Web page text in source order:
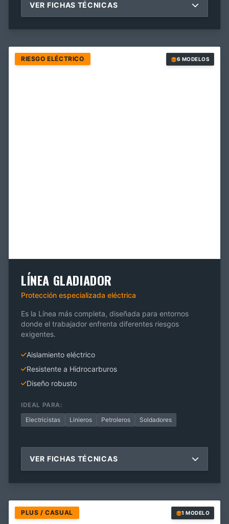
VER FICHAS TÉCNICAS
RIESGO ELÉCTRICO 6 MODELOS
LÍNEA GLADIADOR
Protección especializada eléctrica
Es la Línea más completa, diseñada para entornos
donde el trabajador enfrenta diferentes riesgos
exigentes.
Aislamiento eléctrico
Resistente a Hidrocarburos
Diseño robusto
IDEAL PARA:
Electricistas
Linieros Petroleros Soldadores
VER FICHAS TÉCNICAS
PLUS / CASUAL 1 MODELO